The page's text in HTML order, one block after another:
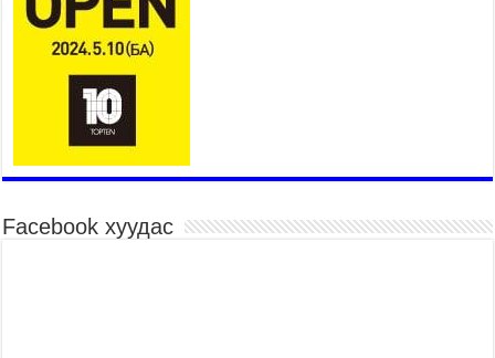
26,992 суралцагч хотхоны бага сургуульд, 8100
суралцагч төрөлжсөн ахлах сургуульд
2026 оны 7 сар 21 / 13 цаг 43 минут
COP17 хурлын үеэрх замын хөдөлгөөн, нийтийн
тээврийн зохицуулалт, сургууль, цэцэрлэг, зах,
худалдааны төвийн ажиллах хуваарийг гаргаж,
иргэдэд мэдээлэхийг үүрэг болголоо
Гэр бүлийн хэрэг шүүхэд хянан шийдвэрлэх
Facebook хуудас